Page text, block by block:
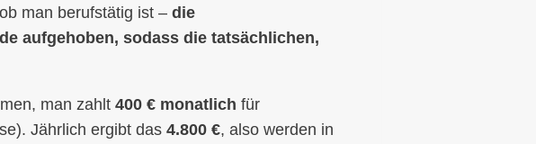
man berufstätig ist – die
aufgehoben, sodass die tatsächlichen,
man zahlt 400 € monatlich für
Jährlich ergibt das 4.800 €, also werden in